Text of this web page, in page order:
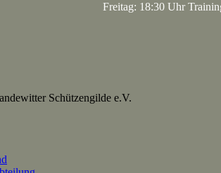
Freitag: 18:30 Uhr
Schützengilde e.V.